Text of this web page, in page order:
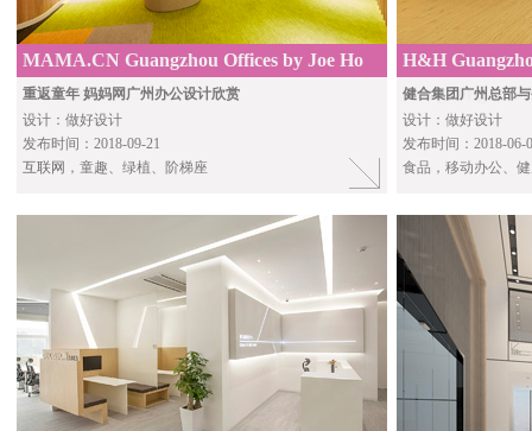
MAMA.CN Guangzhou Offices by Joe Ho
Associates
重返童年 妈妈网广州办公设计欣赏
设计：做好设计
发布时间：2018-09-21
互联网 ，童趣、绿植、阶梯座
H&H
Hongkong
健合集团广州总部
设计：做好设计
发布时间：2018-06-
食品，移动办公、